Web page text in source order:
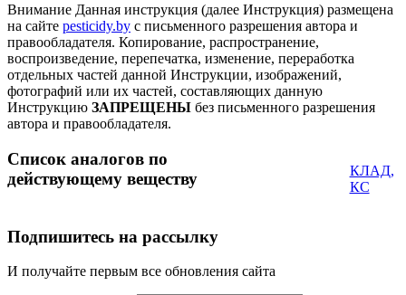
Внимание Данная инструкция (далее Инструкция) размещена
на сайте pesticidy.by с письменного разрешения автора и
правообладателя. Копирование, распространение,
воспроизведение, перепечатка, изменение, переработка
отдельных частей данной Инструкции, изображений,
фотографий или их частей, составляющих данную
Инструкцию ЗАПРЕЩЕНЫ без письменного разрешения
автора и правообладателя.
Список аналогов по
действующему веществу
КЛАД,
КС
Подпишитесь на рассылку
И получайте первым все обновления сайта